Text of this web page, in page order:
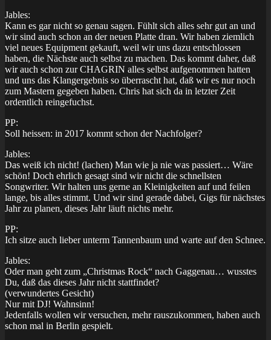
Jables:
Kann es gar nicht so genau sagen. Fühlt sich alles sehr gut an und
wir sind auch schon an der neuen Platte dran. Wir haben ziemlich
viel neues Equipment gekauft, weil wir uns dazu entschlossen
haben, die Nächste auch selbst zu machen. Das kommt daher, daß
wir auch schon zur CHAGRIN alles selbst aufgenommen hatten
und uns das Klangergebnis so überrascht hat, daß wir es nur noch
zum Mastern gegeben haben. Chris hat sich da in letzter Zeit
ordentlich reingefuchst.
PP:
Soll heissen: in 2017 kommt schon der Nachfolger?
Jables:
Das weiß ich nicht! (lachen) Man wie ja nie was passiert… Wäre
schön! Doch ehrlich gesagt sind wir nicht die schnellsten
Songwriter. Wir halten uns gerne an Kleinigkeiten auf und feilen
lange, bis alles stimmt. Und wir sind gerade dabei, Gigs für nächstes
Jahr zu planen, dieses Jahr läuft nichts mehr.
PP:
Ich sitze auch lieber unterm Tannenbaum und warte auf den Schnee.
Jables:
Oder man geht zum „Christmas Rock“ nach Gaggenau… wusstes
Du, daß das dieses Jahr nicht stattfindet?
(verwundertes Gesicht)
Nur mit DJ! Wahnsinn!
Jedenfalls wollen wir versuchen, mehr rauszukommen, haben auch
schon mal in Berlin gespielt.